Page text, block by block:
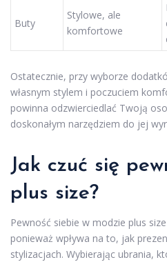
Buty
Stylowe, ale
komfortowe
Ostatecznie, przy wyborze
własnym stylem i poczuciem
powinna odzwierciedlać Twoją
doskonałym narzędziem do jej
Jak czuć się
plus size?
Pewność siebie w modzie plus
ponieważ wpływa na to, jak
stylizacjach. Wybierając ubrania,